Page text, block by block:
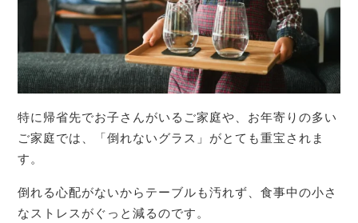
特に帰省先でお子さんがいるご家庭や、お年寄りの多い
ご家庭では、「倒れないグラス」がとても重宝されま
す。
倒れる心配がないからテーブルも汚れず、食事中の小さ
なストレスがぐっと減るのです。